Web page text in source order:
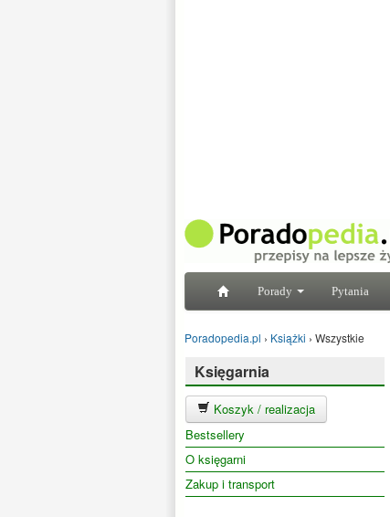
Porady Pytania
Poradopedia.pl › Książki › Wszystkie
Księgarnia
Koszyk / realizacja
Bestsellery
O księgarni
Zakup i transport